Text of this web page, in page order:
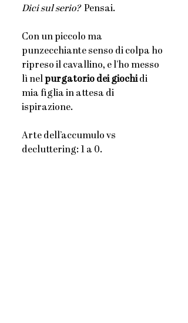
Dici sul serio? Pensai.
Con un piccolo ma
punzecchiante senso di colpa ho
ripreso il cavallino, e l’ho messo
lì nel purgatorio dei giochi di
mia figlia in attesa di
ispirazione.
Arte dell’accumulo vs
decluttering: 1 a 0.